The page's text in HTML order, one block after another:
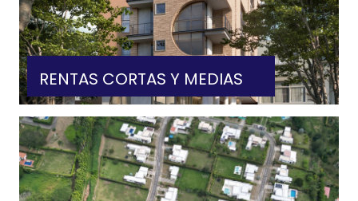
RENTAS CORTAS Y MEDIAS
VER MÁS